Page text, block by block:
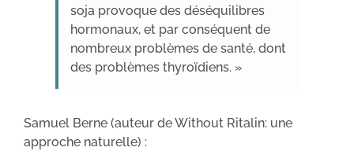
soja provoque des déséquilibres
hormonaux, et par conséquent de
nombreux problèmes de santé, dont
des problèmes thyroïdiens. »
Samuel Berne (auteur de Without Ritalin: une
approche naturelle) :